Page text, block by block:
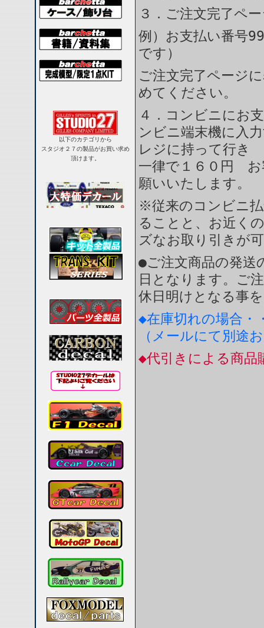
以下のカテゴリから
スタジオ２７の製品がお買い求め
頂けます。
３．ご注文完了ペ
例）お支払い番号
です）
ご注文完了ページ
めてください。
４．コンビニにお
ンビニ端末機に入
レジに持って行き
一律で１６０円 お
願いいたします。
※従来のコンビニ
ることと、お近く
ズなお取り引きが
●ご注文商品の発送
日となります。ご
休日明けとなる事
◆在庫切れの場合・
（メールにて別途
◆代引きによる商品